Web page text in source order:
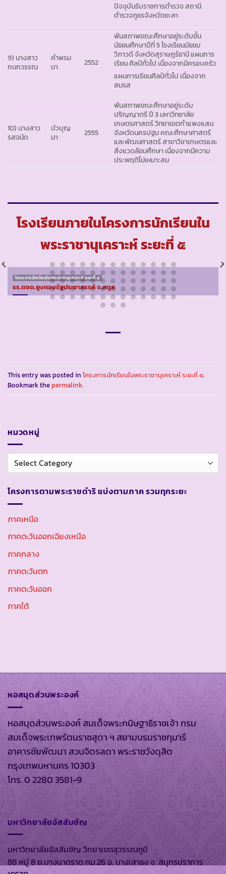
ปัจจุบันรับราชการตำรวจ สถานี
ตำรวจภูธรจังหวัดยะลา
9) นางสาว
กนกวรรณ
คำพรม
มา
2552
พ้นสภาพขณะศึกษาอยู่ระดับชั้น
มัธยมศึกษาปีที่ 5 โรงเรียนมัธยม
วิภาวดี จังหวัดสุราษฎร์ธานี แผนการ
เรียน ศิลป์ทั่วไป เนื่องจากมีครอบครัว
แผนการเรียนศิลป์ทั่วไป เนื่องจาก
สมรส
10) นางสาว
รสฉนัด
บัวบุญ
มา
2555
พ้นสภาพขณะศึกษาอยู่ระดับ
ปริญญาตรี ปี 3 มหาวิทยาลัย
เกษตรศาสตร์ วิทยาเขตกำแพงแสน
จังหวัดนครปฐม คณะศึกษาศาสตร์
และพัฒนศาสตร์ สาขาวิชาเกษตรและ
สิ่งแวดล้อมศึกษา เนื่องจากมีความ
ประพฤติไม่เหมาะสม
โรงเรียนภายในโครงการนักเรียนใน
พระราชานุเคราะห์ ระยะที่ ๕
โครงการนักเรียนในพระราชานุเคราะห์ ระยะที่ ๕
รร.ตชด.ยูงทองรัฐประชาสรรค์ จ.สตูล
This entry was posted in โครงการนักเรียนในพระราชานุเคราะห์ ระยะที่ ๕.
Bookmark thepermalink.
หมวดหมู่
หมวด
หมู่
โครงการตามพระราชดำริ แบ่งตามภาค รวมทุกระยะ
ภาคเหนือ
ภาคตะวันออกเฉียงเหนือ
ภาคกลาง
ภาคตะวันตก
ภาคตะวันออก
ภาคใต้
หอสมุดส่วนพระองค์
หอสมุดส่วนพระองค์ สมเด็จพระกนิษฐาธิราชเจ้า กรม
สมเด็จพระเทพรัตนราชสุดา ฯ สยามบรมราชกุมารี
อาคารชัยพัฒนา สวนจิตรลดา พระราชวังดุสิต
กรุงเทพมหานคร 10303
โทร. 0 2280 3581-9
มหาวิทยาลัยอัสสัมชัญ
มหาวิทยาลัยอัสสัมชัญ วิทยาเขตสุวรรณภูมิ
88 หมู่ 8 ถ.บางนาตราด กม.26 อ. บางเสาธง จ. สมุทรปราการ